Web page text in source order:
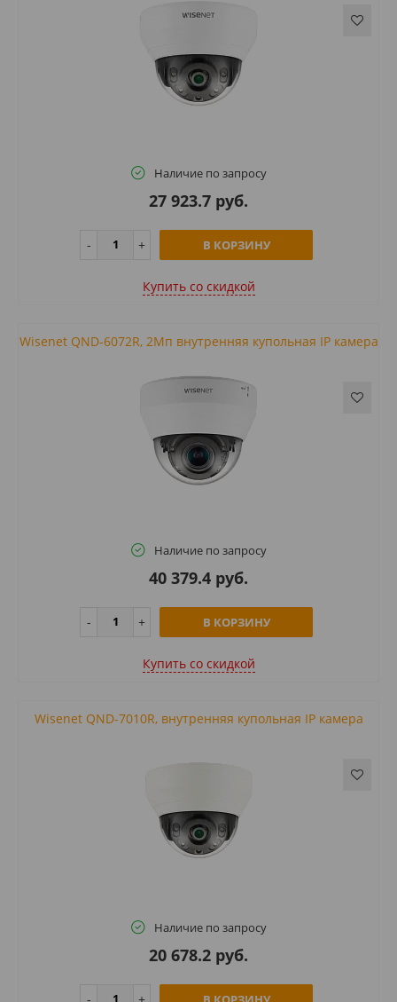
Наличие по запросу
27 923.7 руб.
В КОРЗИНУ
Купить cо скидкой
Wisenet QND-6072R, 2Мп внутренняя купольная IP камера
Наличие по запросу
40 379.4 руб.
В КОРЗИНУ
Купить cо скидкой
Wisenet QND-7010R, внутренняя купольная IP камера
Наличие по запросу
20 678.2 руб.